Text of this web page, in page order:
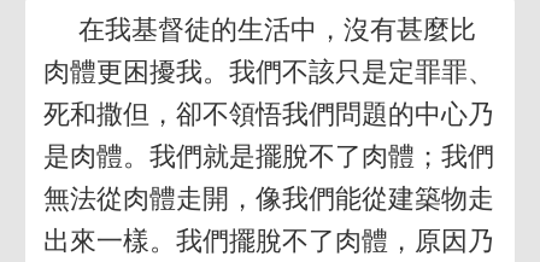
在我基督徒的生活中，沒有甚麼比
肉體更困擾我。我們不該只是定罪罪、
死和撒但，卻不領悟我們問題的中心乃
是肉體。我們就是擺脫不了肉體；我們
無法從肉體走開，像我們能從建築物走
出來一樣。我們擺脫不了肉體，原因乃